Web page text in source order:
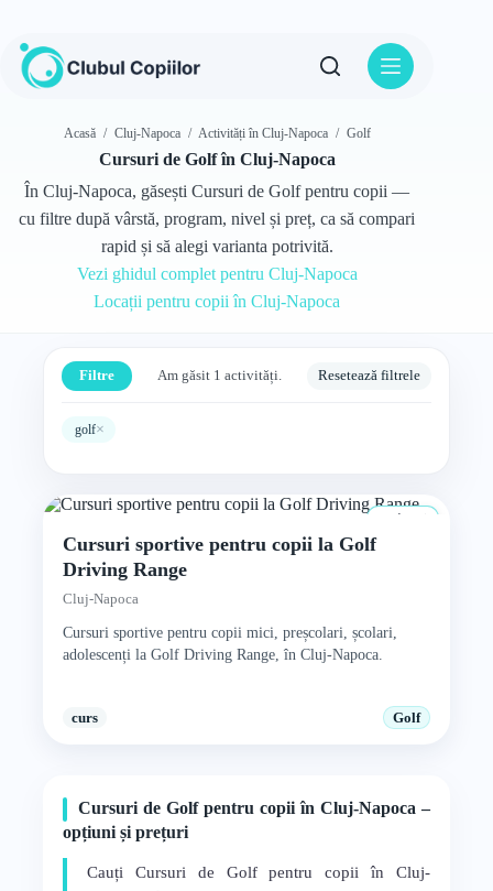
conținut
Acasă / Cluj-Napoca / Activități în Cluj-Napoca / Golf
Cursuri de Golf în Cluj-Napoca
În Cluj-Napoca, găsești Cursuri de Golf pentru copii —
cu filtre după vârstă, program, nivel și preț, ca să compari
rapid și să alegi varianta potrivită.
Vezi ghidul complet pentru Cluj-Napoca
Locații pentru copii în Cluj-Napoca
Filtre Am găsit 1 activități. Resetează filtrele
golf×
4+ ani
Cursuri sportive pentru copii la Golf
Driving Range
Cluj-Napoca
Cursuri sportive pentru copii mici, preșcolari, școlari,
adolescenți la Golf Driving Range, în Cluj-Napoca.
curs Golf
Cursuri de Golf pentru copii în Cluj-Napoca –
opțiuni și prețuri
Cauți Cursuri de Golf pentru copii în Cluj-